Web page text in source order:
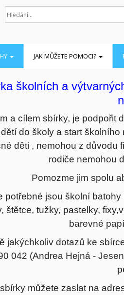
JAK MŮŽETE POMOCI?
školních a
a cílem sbírky, je podpořit
do školy a start
děti , nemohou z důvodu
rodiče nemohou
Pomozme jim spolu
potřebné jsou školní
štětce, tužky, pastelky,
barevné
jakýchkoliv dotazů ke
042 (Andrea Hejná -
můžete zaslat na